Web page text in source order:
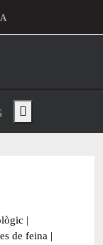
d'usuari
de
Show main menu
|
de feina |